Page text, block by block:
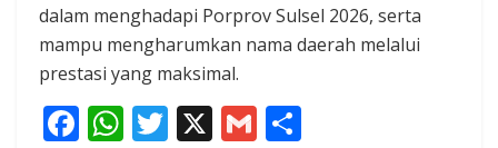
dalam menghadapi Porprov Sulsel 2026, serta
mampu mengharumkan nama daerah melalui
prestasi yang maksimal.
F W T X G